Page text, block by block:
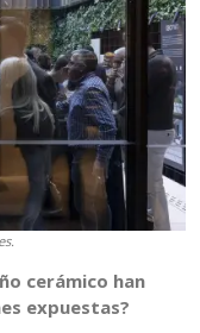
cerámico han
expuestas?